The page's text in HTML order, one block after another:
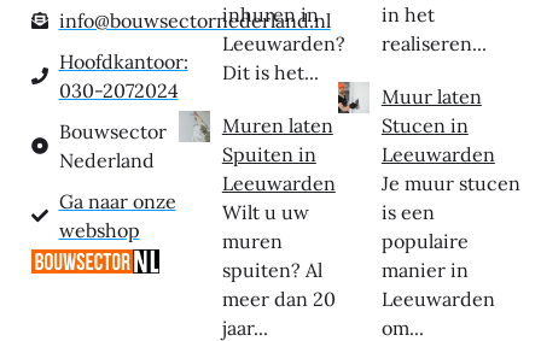
info@bouwsectornederland.nl
Hoofdkantoor:
030-2072024
Bouwsector
Nederland
Ga naar onze
webshop
inhuren in
Leeuwarden?
Dit is het...
Muren laten
Spuiten in
Leeuwarden
Wilt u uw
muren
spuiten? Al
meer dan 20
jaar...
in het
realiseren...
Muur laten
Stucen in
Leeuwarden
Je muur stucen
is een
populaire
manier in
Leeuwarden
om...